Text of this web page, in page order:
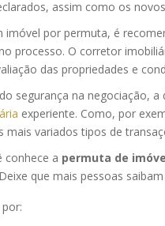
assim como os
imóvel por permuta, é
processo. O corretor
das propriedades e
segurança na negociação,
experiente. Como, por
mais variados tipos de
conhece a permuta de
que mais pessoas